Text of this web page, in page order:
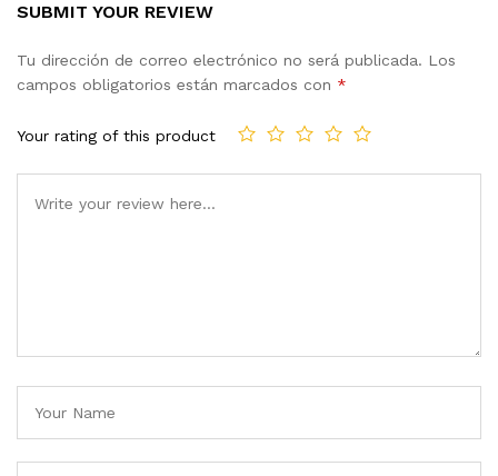
SUBMIT YOUR REVIEW
Tu dirección de correo electrónico no será publicada. Los
campos obligatorios están marcados con *
Your rating of this product